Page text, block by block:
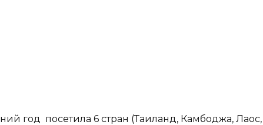
год посетила 6 стран (Таиланд, Камбоджа, Лаос,